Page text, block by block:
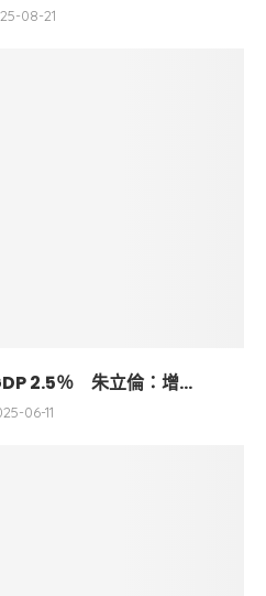
08-21
2.5％ 朱立倫：增...
06-11